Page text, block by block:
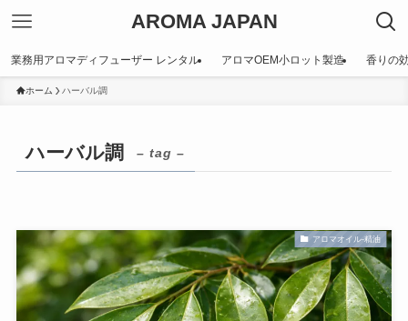
AROMA JAPAN
業務用アロマディフューザー レンタル アロマOEM小ロット製造 香りの
ホーム ハーバル調
ハーバル調 – tag –
アロマオイル-精油